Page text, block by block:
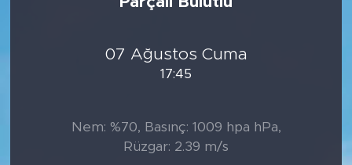
07 Ağustos Cuma
17:45
Nem: %70, Basınç: 1009 hpa hPa,
Rüzgar: 2.39 m/s
DİNİ